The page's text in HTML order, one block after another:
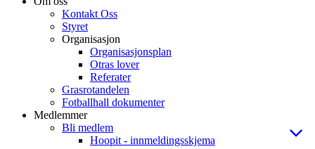
Kontakt Oss
Styret
Organisasjon
Organisasjonsplan
Otras lover
Referater
Grasrotandelen
Fotballhall dokumenter
Medlemmer
Bli medlem
Hoopit - innmeldingsskjema